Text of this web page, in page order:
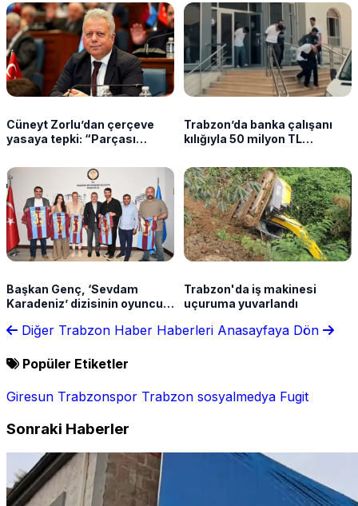
Cüneyt Zorlu’dan çerçeve
yasaya tepki: “Parçası
Trabzon’da banka çalışanı
kılığıyla 50 milyon TL
Başkan Genç, ‘Sevdam
Karadeniz’ dizisinin oyuncu
festivali için tarih verdi
Trabzon'da iş makinesi
uçuruma yuvarlandı
Diğer Trabzon Haber Haberleri Anasayfaya Dön
Popüler Etiketler
Giresun Trabzonspor Trabzon sosyalmedya Fugit
Sonraki Haberler